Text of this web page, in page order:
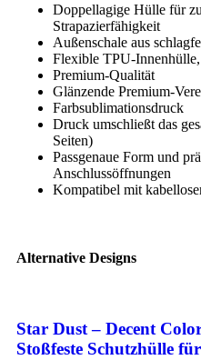
Doppellagige Hülle für
Strapazierfähigkeit
Außenschale aus
Flexible TPU-
Premium-Qualität
Glänzende Premium-
Farbsublimationsdruck
Druck umschließt das
Seiten)
Passgenaue Form und
Anschlussöffnungen
Kompatibel mit
Alternative Designs
Star Dust – Decent
Stoßfeste Schutzhülle